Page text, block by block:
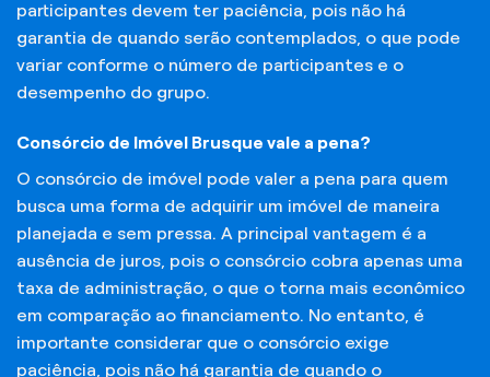
participantes devem ter paciência, pois não há
garantia de quando serão contemplados, o que pode
variar conforme o número de participantes e o
desempenho do grupo.
Consórcio de Imóvel Brusque vale a pena?
O consórcio de imóvel pode valer a pena para quem
busca uma forma de adquirir um imóvel de maneira
planejada e sem pressa. A principal vantagem é a
ausência de juros, pois o consórcio cobra apenas uma
taxa de administração, o que o torna mais econômico
em comparação ao financiamento. No entanto, é
importante considerar que o consórcio exige
paciência, pois não há garantia de quando o